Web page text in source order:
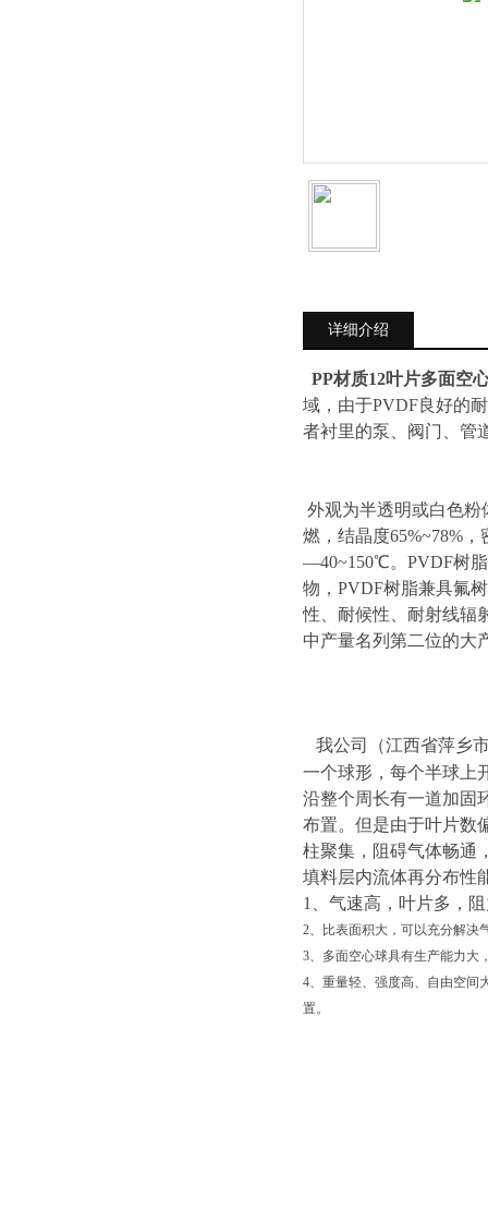
详细介绍
PP材质12叶片多面空
域，由于PVDF良好的
者衬里的泵、阀门、管
外观为半透明或白色粉
燃，结晶度65%~78%
—40~150℃。PVDF树
物，PVDF树脂兼具氟
性、耐候性、耐射线辐
中产量名列第二位的大
我公司（江西省萍乡
一个球形，每个半球上
沿整个周长有一道加固
布置。但是由于叶片数
柱聚集，阻碍气体畅通
填料层内流体再分布性
1、气速高，叶片多，
2、比表面积大，可以充分解决
3、多面空心球具有生产能力大
4、重量轻、强度高、自由空间
置。